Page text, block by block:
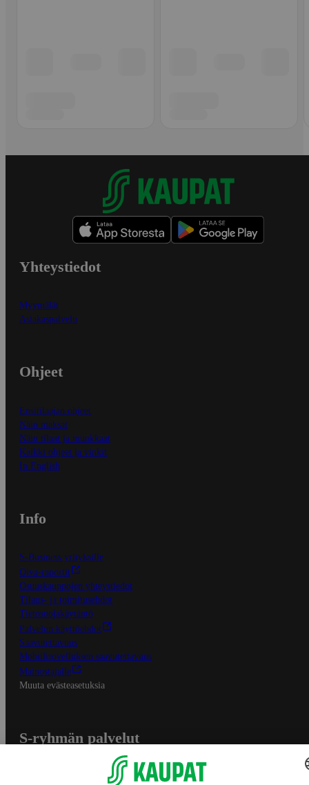
Yhteystiedot
Myymälät
Asiakaspalvelu
Ohjeet
Ensitilaajan ohjeet
Näin maksat
Näin tilaat ja muokkaat
Kaikki ohjeet ja vinkit
In English
Info
S-Business yrityksille
Oiva-raportit
Osuuskauppojen yhteystiedot
Tilaus- ja toimitusehdot
Tietosuojakäytäntö
Palvelun käyttöehdot
Saavutettavuus
Mobiilisovelluksen saavutettavuus
Mainostajalle
Muuta evästeasetuksia
S-ryhmän palvelut